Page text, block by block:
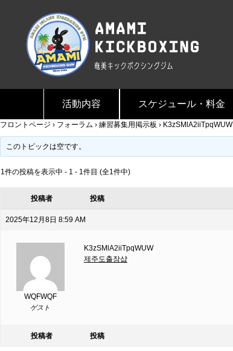
活動内容 スケジュール・料金
フロントページ › フォーラム › 練習募集用掲示板 › K3zSMlA2iiTpqWUW
このトピックは空です。
1件の投稿を表示中 - 1 - 1件目 (全1件中)
投稿者 投稿
2025年12月8日 8:59 AM
WQFWQF
ゲスト
K3zSMlA2iiTpqWUW
제주도출장샵
投稿者 投稿